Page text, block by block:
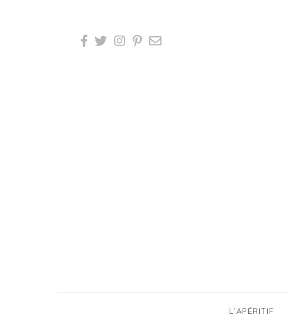
L’APÉRITIF